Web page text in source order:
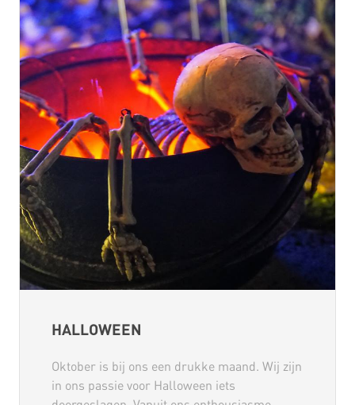
HALLOWEEN
Oktober is bij ons een drukke maand. Wij zijn
in ons passie voor Halloween iets